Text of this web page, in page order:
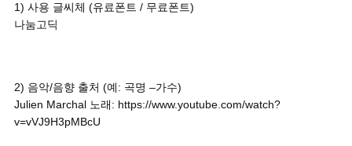
1) 사용 글씨체 (유료폰트 / 무료폰트)
나눔고딕
2) 음악/음향 출처 (예: 곡명 –가수)
Julien Marchal 노래: https://www.youtube.com/watch?
v=vVJ9H3pMBcU